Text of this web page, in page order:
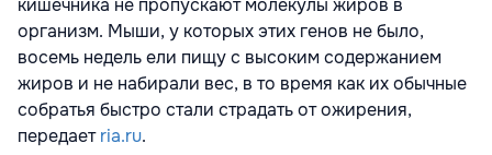
кишечника не пропускают молекулы жиров в
организм. Мыши, у которых этих генов не было,
восемь недель ели пищу с высоким содержанием
жиров и не набирали вес, в то время как их обычные
собратья быстро стали страдать от ожирения,
передаетria.ru.